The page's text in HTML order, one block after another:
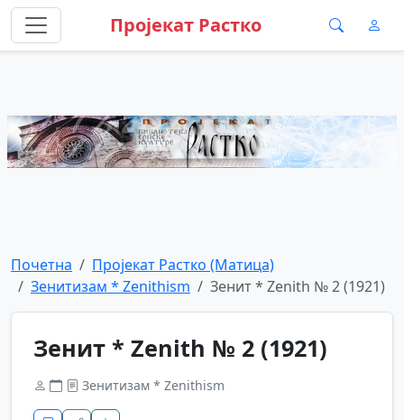
Пројекат Растко
Почетна
Пројекат Растко (Матица)
Зенитизам * Zenithism
Зенит * Zenith № 2 (1921)
Зенит * Zenith № 2 (1921)
Зенитизам * Zenithism